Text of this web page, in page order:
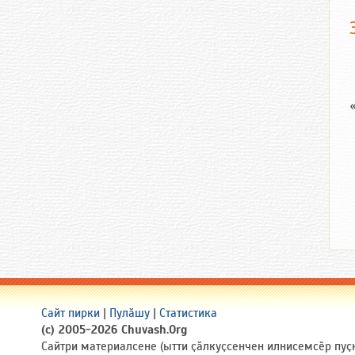
Сайт пирки | Пулӑшу | Статистика
(c) 2005-2026 Chuvash.Org
Сайтри материалсене (ытти ҫӑлкуҫсенчен илнисемсӗр